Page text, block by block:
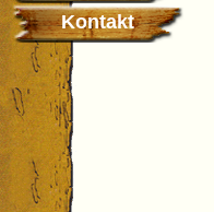
Kontakt